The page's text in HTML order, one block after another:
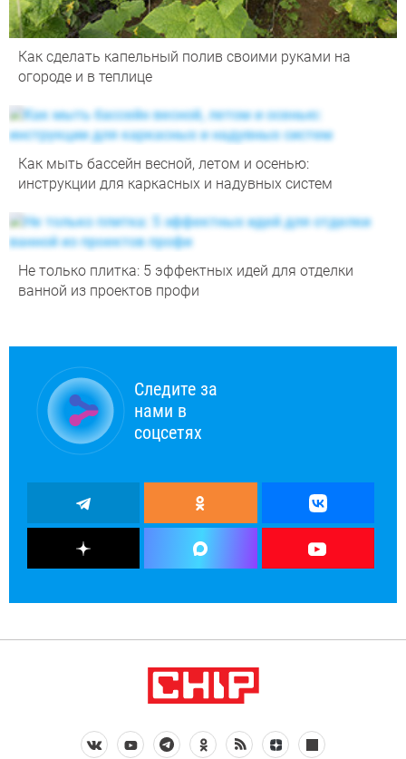
Как сделать капельный полив своими руками на
огороде и в теплице
Как мыть бассейн весной, летом и осенью:
инструкции для каркасных и надувных систем
Не только плитка: 5 эффектных идей для отделки
ванной из проектов профи
Следите за
нами в
соцсетях